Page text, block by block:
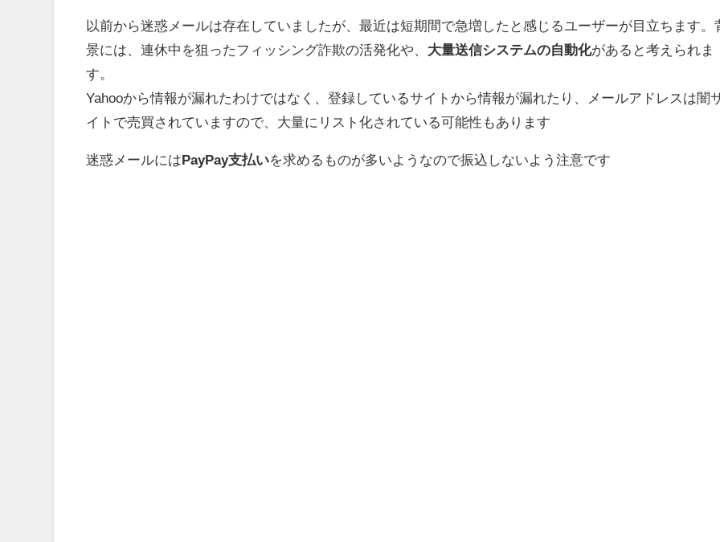
以前から迷惑メールは存在していましたが、最近は短期間で急増したと感じるユーザーが目立ちます。
景には、連休中を狙ったフィッシング詐欺の活発化や、 大量送信システムの自動化があると考えられま
す。
Yahooから情報が漏れたわけではなく、登録しているサイトから情報が漏れたり、メールアドレスは闇
イトで売買されていますので、大量にリスト化されている可能性もあります
迷惑メールには PayPay支払いを求めるものが多いようなので振込しないよう注意です